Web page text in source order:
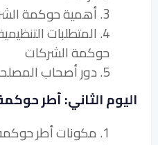
3. أهمية حوكمة الشركات في المنظمات
4. المتطلبات
حوكمة الشركات
5. دور أصحاب المصلحة في حوكمة الشركات
اليوم الثاني: أطر
1. مكونات أطر حوكمة الشركات الفعالة